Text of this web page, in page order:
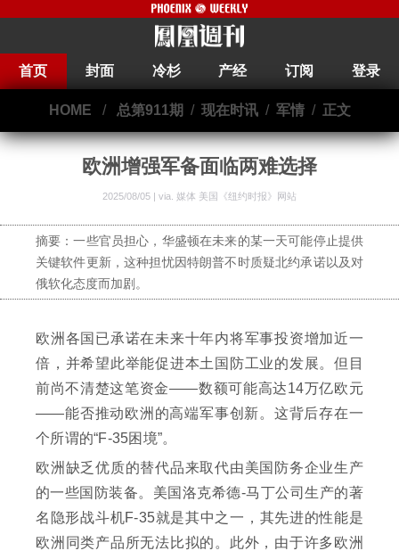
首页 封面 冷杉 产经 订阅 登录
HOME / 总第911期 / 现在时讯/ 军情/ 正文
欧洲增强军备面临两难选择
2025/08/05 | via. 媒体 美国《纽约时报》网站
摘要：一些官员担心，华盛顿在未来的某一天可能停止提供
关键软件更新，这种担忧因特朗普不时质疑北约承诺以及对
俄软化态度而加剧。
欧洲各国已承诺在未来十年内将军事投资增加近一
倍，并希望此举能促进本土国防工业的发展。但目
前尚不清楚这笔资金——数额可能高达14万亿欧元
——能否推动欧洲的高端军事创新。这背后存在一
个所谓的“F-35困境”。
欧洲缺乏优质的替代品来取代由美国防务企业生产
的一些国防装备。美国洛克希德-马丁公司生产的著
名隐形战斗机F-35就是其中之一，其先进的性能是
欧洲同类产品所无法比拟的。此外，由于许多欧洲